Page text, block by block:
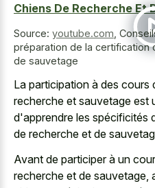
Chiens De Recherche Et
Source: youtube.com
préparation de la certification
de sauvetage
La participation à des cours
recherche et sauvetage est
d'apprendre les spécificités
de recherche et de
Avant de participer à un
recherche et de